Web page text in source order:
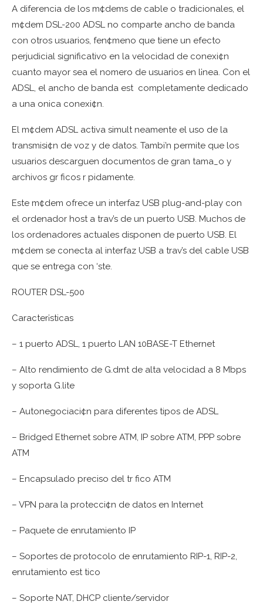
A diferencia de los m¢dems de cable o tradicionales, el
m¢dem DSL-200 ADSL no comparte ancho de banda
con otros usuarios, fen¢meno que tiene un efecto
perjudicial significativo en la velocidad de conexi¢n
cuanto mayor sea el nomero de usuarios en l¡nea. Con el
ADSL, el ancho de banda est completamente dedicado
a una onica conexi¢n.
El m¢dem ADSL activa simult neamente el uso de la
transmisi¢n de voz y de datos. Tambi’n permite que los
usuarios descarguen documentos de gran tama_o y
archivos gr ficos r pidamente.
Este m¢dem ofrece un interfaz USB plug-and-play con
el ordenador host a trav’s de un puerto USB. Muchos de
los ordenadores actuales disponen de puerto USB. El
m¢dem se conecta al interfaz USB a trav’s del cable USB
que se entrega con ‘ste.
ROUTER DSL-500
Caracter¡sticas
– 1 puerto ADSL, 1 puerto LAN 10BASE-T Ethernet
– Alto rendimiento de G.dmt de alta velocidad a 8 Mbps
y soporta G.lite
– Autonegociaci¢n para diferentes tipos de ADSL
– Bridged Ethernet sobre ATM, IP sobre ATM, PPP sobre
ATM
– Encapsulado preciso del tr fico ATM
– VPN para la protecci¢n de datos en Internet
– Paquete de enrutamiento IP
– Soportes de protocolo de enrutamiento RIP-1, RIP-2,
enrutamiento est tico
– Soporte NAT, DHCP cliente/servidor